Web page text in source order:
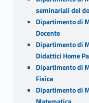
seminariali dei
Dipartimento di
Docente
Dipartimento di
Didattici Home
Dipartimento di
Fisica
Dipartimento di